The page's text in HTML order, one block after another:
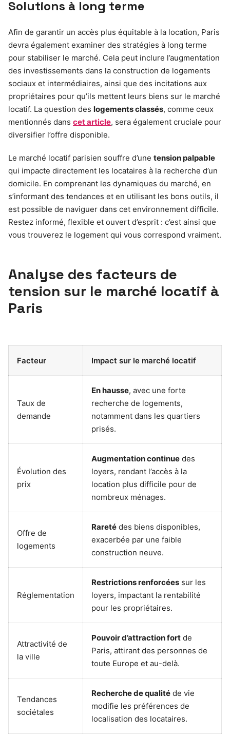
Solutions à long terme
Afin de garantir un accès plus équitable à la location, Paris
devra également examiner des stratégies à long terme
pour stabiliser le marché. Cela peut inclure l’augmentation
des investissements dans la construction de logements
sociaux et intermédiaires, ainsi que des incitations aux
propriétaires pour qu’ils mettent leurs biens sur le marché
locatif. La question des logements classés, comme ceux
mentionnés dans cet article, sera également cruciale pour
diversifier l’offre disponible.
Le marché locatif parisien souffre d’une tension palpable
qui impacte directement les locataires à la recherche d’un
domicile. En comprenant les dynamiques du marché, en
s’informant des tendances et en utilisant les bons outils, il
est possible de naviguer dans cet environnement difficile.
Restez informé, flexible et ouvert d’esprit : c’est ainsi que
vous trouverez le logement qui vous correspond vraiment.
Analyse des facteurs de
tension sur le marché locatif à
Paris
Facteur Impact sur le marché locatif
Taux de
demande
En hausse, avec une forte
recherche de logements,
notamment dans les quartiers
prisés.
Évolution des
prix
Augmentation continue des
loyers, rendant l’accès à la
location plus difficile pour de
nombreux ménages.
Offre de
logements
Rareté des biens disponibles,
exacerbée par une faible
construction neuve.
Réglementation
Restrictions renforcées sur les
loyers, impactant la rentabilité
pour les propriétaires.
Attractivité de
la ville
Pouvoir d’attraction fort de
Paris, attirant des personnes de
toute Europe et au-delà.
Tendances
sociétales
Recherche de qualité de vie
modifie les préférences de
localisation des locataires.